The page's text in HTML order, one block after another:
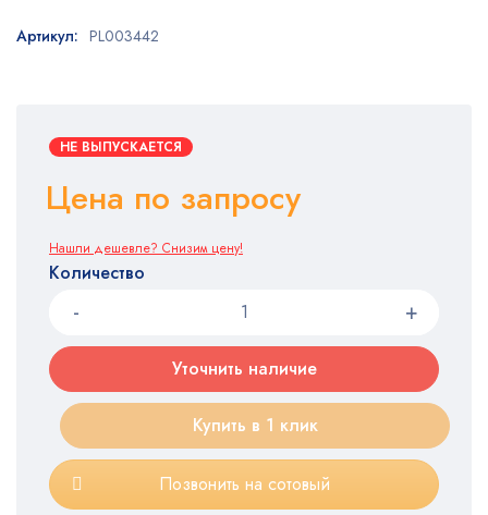
НЕ ВЫПУСКАЕТСЯ
Цена по запросу
Нашли дешевле? Снизим цену!
Количество
Уточнить наличие
Купить в 1 клик
Позвонить на сотовый
Артикул: PL003442